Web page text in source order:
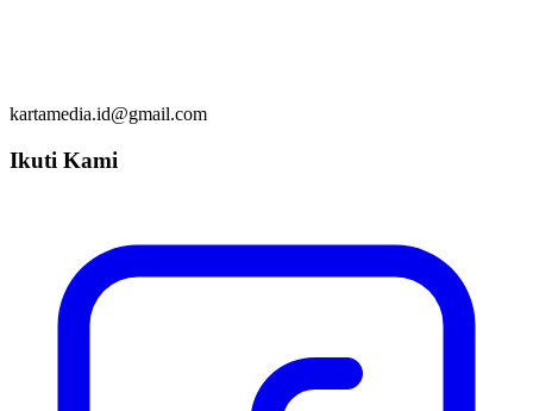
kartamedia.id@gmail.com
Ikuti Kami